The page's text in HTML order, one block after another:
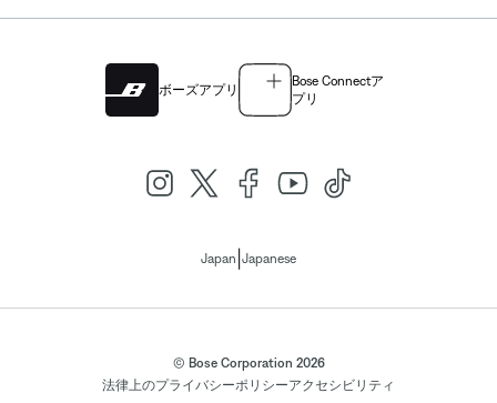
ボーズアプリ
Bose Connectア
プリ
Japan Japanese
© Bose Corporation 2026
法律上のプライバシーポリシーアクセシビリティ